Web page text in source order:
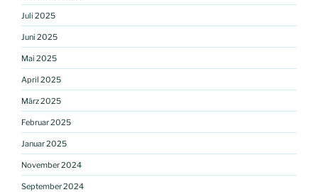
Juli 2025
Juni 2025
Mai 2025
April 2025
März 2025
Februar 2025
Januar 2025
November 2024
September 2024